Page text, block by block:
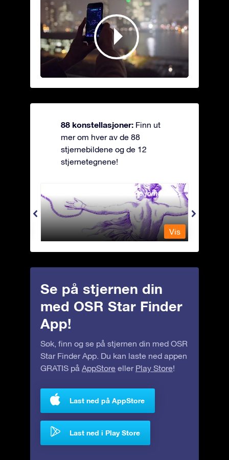
88 konstellasjoner: Finn ut
mer om hver av de 88
stjernebildene og de 12
stjernetegnene!
Andromeda - Den lenkede jomfrua
Vis
Se på stjernen din
med OSR Star Finder
App!
Søk, finn og se på stjernen din med OSR
Star Finder App. Du kan laste ned appen
GRATIS på AppStore eller Play Store!
Last ned på AppStore
Last ned i Play Store